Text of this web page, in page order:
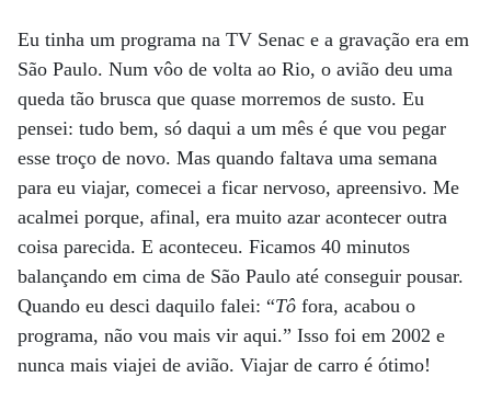
Eu tinha um programa na TV Senac e a gravação era em
São Paulo. Num vôo de volta ao Rio, o avião deu uma
queda tão brusca que quase morremos de susto. Eu
pensei: tudo bem, só daqui a um mês é que vou pegar
esse troço de novo. Mas quando faltava uma semana
para eu viajar, comecei a ficar nervoso, apreensivo. Me
acalmei porque, afinal, era muito azar acontecer outra
coisa parecida. E aconteceu. Ficamos 40 minutos
balançando em cima de São Paulo até conseguir pousar.
Quando eu desci daquilo falei: “Tô fora, acabou o
programa, não vou mais vir aqui.” Isso foi em 2002 e
nunca mais viajei de avião. Viajar de carro é ótimo!